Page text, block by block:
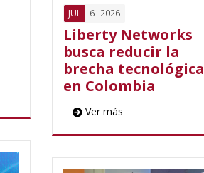
JUL 6 2026
Liberty Networks
busca reducir la
brecha tecnológica
en Colombia
Ver más